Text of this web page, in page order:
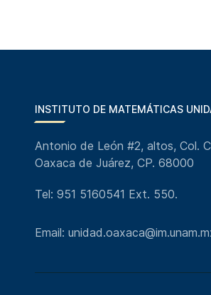
INSTITUTO DE MATEMÁTICAS
Antonio de León #2, altos, Col.
Oaxaca de Juárez, CP. 68000
Tel: 951 5160541 Ext. 550.
Email: